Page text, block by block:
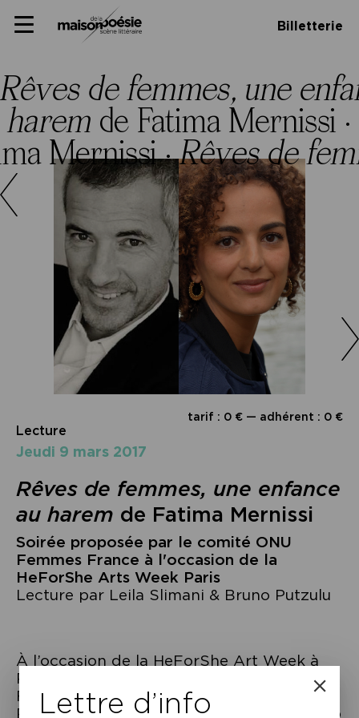
Panneau de gestion des cookies
to
littéraire
Primary
Billetterie
Rêves de femmes, une
harem de Fatima Mernissi ·
Mernissi ·Rêves de
tarif : 0 € — adhérent : 0 €
Lecture
jeudi 9 mars 2017
Rêves de femmes, une enfance
au harem de Fatima Mernissi
Soirée proposée par le comité ONU
Femmes France à l'occasion de la
HeForShe Arts Week Paris
Lecture par Leila Slimani & Bruno Putzulu
À l’occasion de la HeForShe Art Week à
Paris orchestrée par le comité ONU
Femmes France, Leila Slimani et Bruno
Putzulu nous proposent une lecture en duo
Lettre d’info